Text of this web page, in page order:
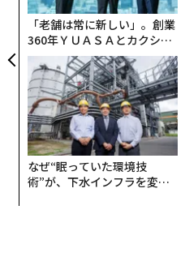
「老舗は常に新しい」。創業
360年ＹＵＡＳＡとカクシン
CEO田尻望が語る、AIを超え
る人の価値
なぜ“眠っていた環境技
術”が、下水インフラを変え